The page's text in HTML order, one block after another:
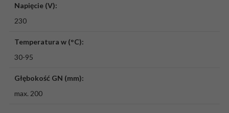
Napięcie (V):
230
Temperatura w (°C):
30-95
Głębokość GN (mm):
max. 200